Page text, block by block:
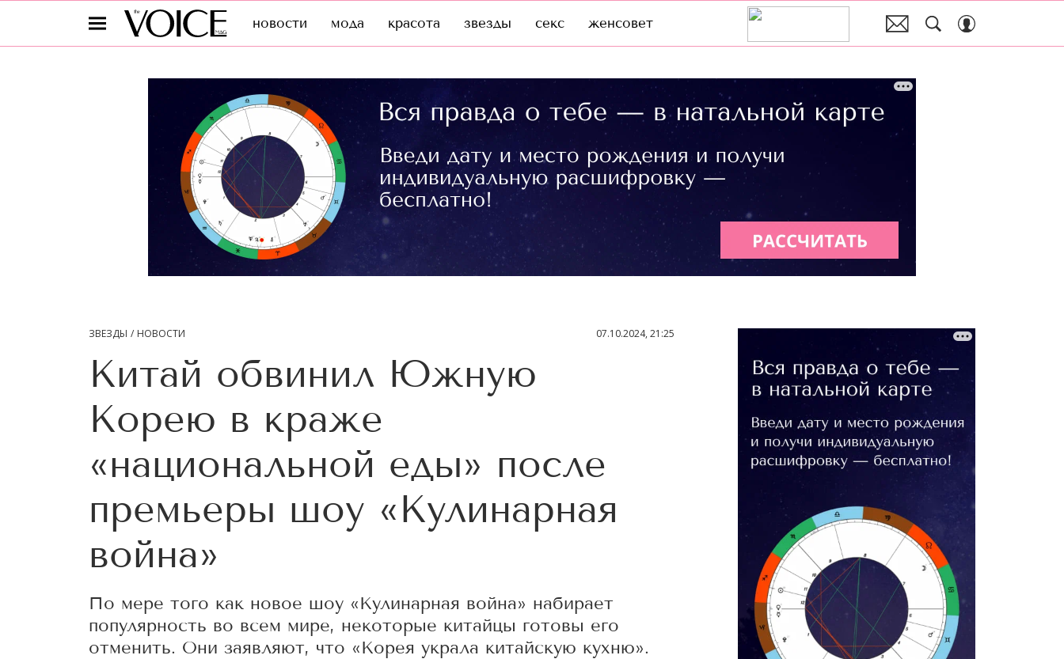
новости мода красота звезды секс женсовет
ЗВЕЗДЫ НОВОСТИ 07.10.2024, 21:25
Китай обвинил Южную
Корею в краже
«национальной еды» после
премьеры шоу «Кулинарная
война»
По мере того как новое шоу «Кулинарная война» набирает
популярность во всем мире, некоторые китайцы готовы его
отменить. Они заявляют, что «Корея украла китайскую кухню».